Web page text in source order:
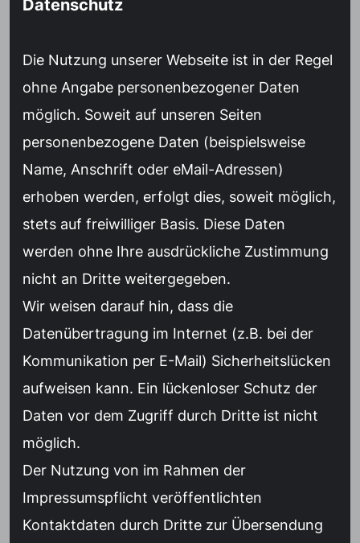
Datenschutz
Die Nutzung unserer Webseite ist in der Regel
ohne Angabe personenbezogener Daten
möglich. Soweit auf unseren Seiten
personenbezogene Daten (beispielsweise
Name, Anschrift oder eMail-Adressen)
erhoben werden, erfolgt dies, soweit möglich,
stets auf freiwilliger Basis. Diese Daten
werden ohne Ihre ausdrückliche Zustimmung
nicht an Dritte weitergegeben.
Wir weisen darauf hin, dass die
Datenübertragung im Internet (z.B. bei der
Kommunikation per E-Mail) Sicherheitslücken
aufweisen kann. Ein lückenloser Schutz der
Daten vor dem Zugriff durch Dritte ist nicht
möglich.
Der Nutzung von im Rahmen der
Impressumspflicht veröffentlichten
Kontaktdaten durch Dritte zur Übersendung